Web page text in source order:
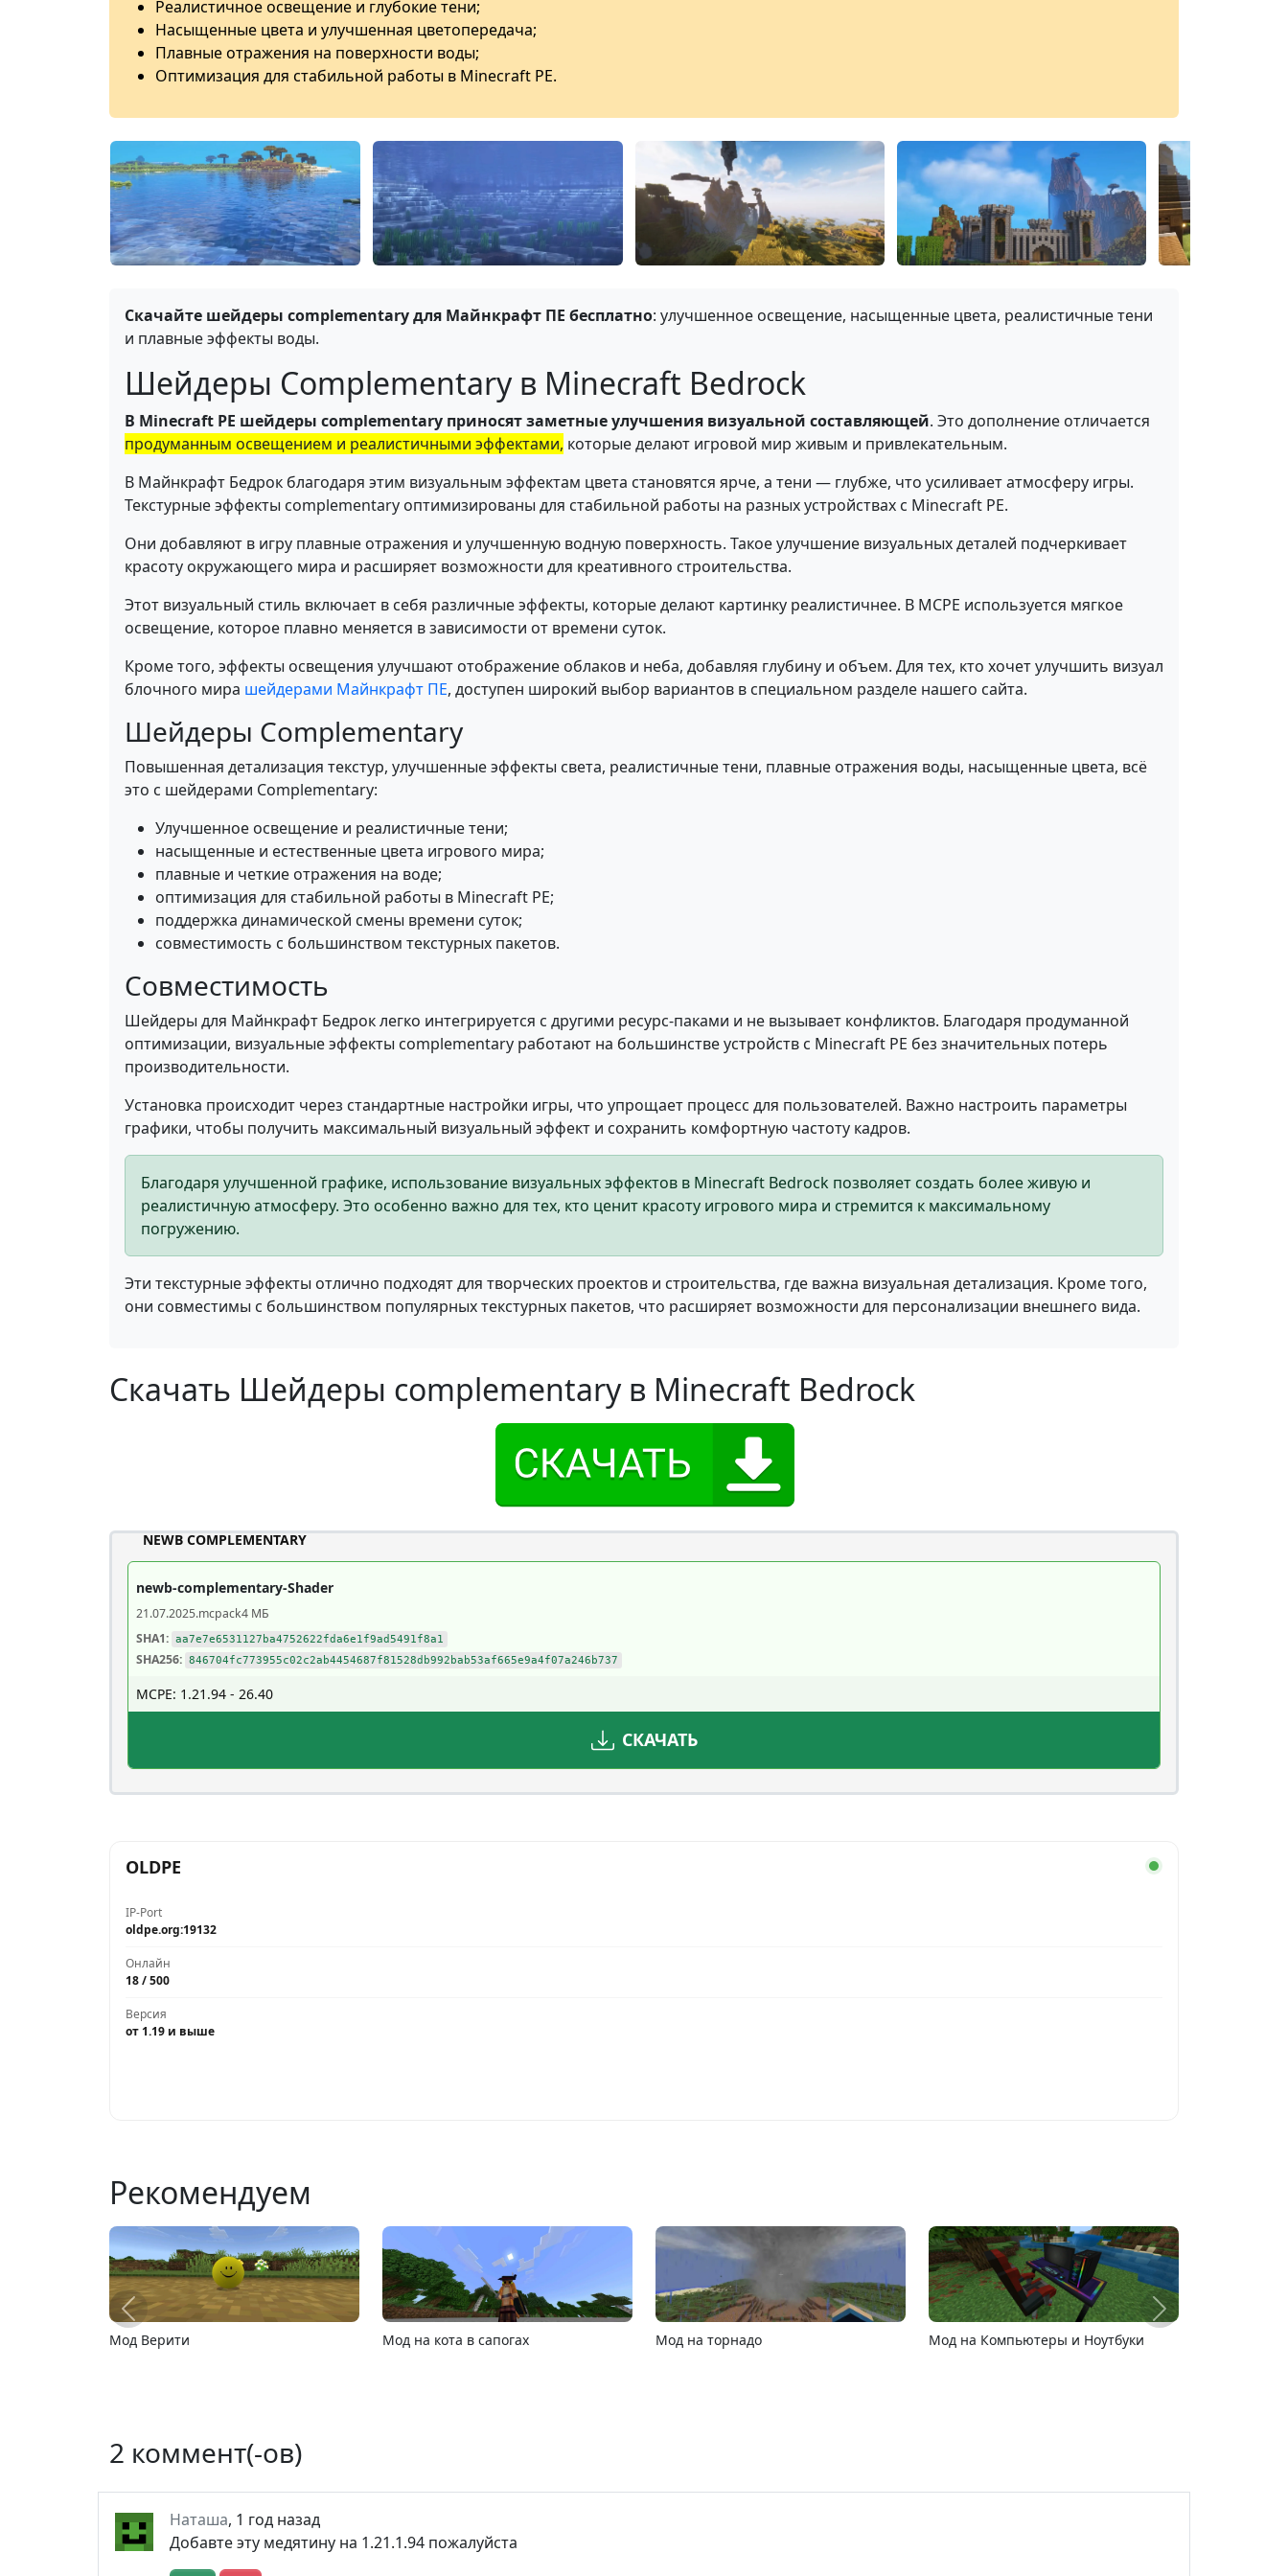
Реалистичное освещение и глубокие тени;
Насыщенные цвета и улучшенная цветопередача;
Плавные отражения на поверхности воды;
Оптимизация для стабильной работы в Minecraft PE.
Скачайте шейдеры complementary для Майнкрафт ПЕ бесплатно: улучшенное освещение, насыщенные цвета, реалистичные тени
и плавные эффекты воды.
Шейдеры Complementary в Minecraft Bedrock
В Minecraft PE шейдеры complementary приносят заметные улучшения визуальной составляющей. Это дополнение отличается
продуманным освещением и реалистичными эффектами, которые делают игровой мир живым и привлекательным.
В Майнкрафт Бедрок благодаря этим визуальным эффектам цвета становятся ярче, а тени — глубже, что усиливает атмосферу игры.
Текстурные эффекты complementary оптимизированы для стабильной работы на разных устройствах с Minecraft PE.
Они добавляют в игру плавные отражения и улучшенную водную поверхность. Такое улучшение визуальных деталей подчеркивает
красоту окружающего мира и расширяет возможности для креативного строительства.
Этот визуальный стиль включает в себя различные эффекты, которые делают картинку реалистичнее. В MCPE используется мягкое
освещение, которое плавно меняется в зависимости от времени суток.
Кроме того, эффекты освещения улучшают отображение облаков и неба, добавляя глубину и объем. Для тех, кто хочет улучшить визуал
блочного мира шейдерами Майнкрафт ПЕ, доступен широкий выбор вариантов в специальном разделе нашего сайта.
Шейдеры Complementary
Повышенная детализация текстур, улучшенные эффекты света, реалистичные тени, плавные отражения воды, насыщенные цвета, всё
это с шейдерами Complementary:
Улучшенное освещение и реалистичные тени;
насыщенные и естественные цвета игрового мира;
плавные и четкие отражения на воде;
оптимизация для стабильной работы в Minecraft PE;
поддержка динамической смены времени суток;
совместимость с большинством текстурных пакетов.
Совместимость
Шейдеры для Майнкрафт Бедрок легко интегрируется с другими ресурс-паками и не вызывает конфликтов. Благодаря продуманной
оптимизации, визуальные эффекты complementary работают на большинстве устройств с Minecraft PE без значительных потерь
производительности.
Установка происходит через стандартные настройки игры, что упрощает процесс для пользователей. Важно настроить параметры
графики, чтобы получить максимальный визуальный эффект и сохранить комфортную частоту кадров.
Благодаря улучшенной графике, использование визуальных эффектов в Minecraft Bedrock позволяет создать более живую и
реалистичную атмосферу. Это особенно важно для тех, кто ценит красоту игрового мира и стремится к максимальному
погружению.
Эти текстурные эффекты отлично подходят для творческих проектов и строительства, где важна визуальная детализация. Кроме того,
они совместимы с большинством популярных текстурных пакетов, что расширяет возможности для персонализации внешнего вида.
Скачать Шейдеры complementary в Minecraft Bedrock
NEWB COMPLEMENTARY
newb-complementary-Shader
21.07.2025.mcpack4 МБ
SHA1: aa7e7e6531127ba4752622fda6e1f9ad5491f8a1
SHA256: 846704fc773955c02c2ab4454687f81528db992bab53af665e9a4f07a246b737
MCPE: 1.21.94 - 26.40
СКАЧАТЬ
OLDPE
IP-Port
oldpe.org:19132
Онлайн
18 / 500
Версия
от 1.19 и выше
Рекомендуем
MCPE 26.13 MCPE 26.1 Карта расширяющийся барьер Карта ада
2 коммент(-ов)
Наташа, 1 год назад
Добавте эту медятину на 1.21.1.94 пожалуйста